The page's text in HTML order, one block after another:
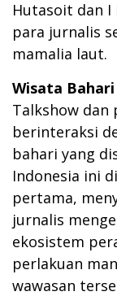
Hutasoit dan I
para jurnalis
mamalia laut.
Wisata Bahari
Talkshow dan
berinteraksi
bahari yang
Indonesia ini
pertama,
jurnalis
ekosistem
perlakuan
wawasan